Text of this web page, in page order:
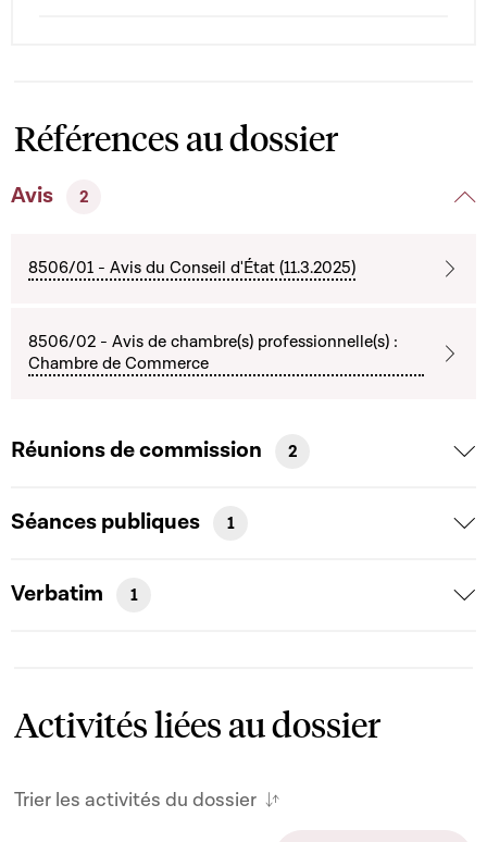
Références au dossier
Avis 2
8506/01 - Avis du Conseil d'État (11.3.2025)
8506/02 - Avis de chambre(s) professionnelle(s) :
Chambre de Commerce
Réunions de commission 2
Séances publiques 1
Verbatim 1
Activités liées au dossier
Trier les activités du dossier